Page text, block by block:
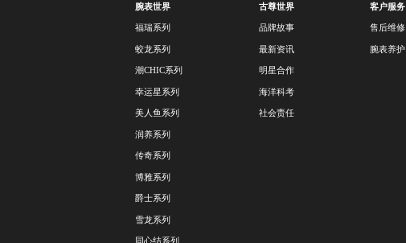
腕表世界
福瑞系列
蛟龙系列
潮CHIC系列
幸运星系列
美人鱼系列
润养系列
传奇系列
博雅系列
爵士系列
雪龙系列
同心结系列
古尊世界
品牌故事
最新资讯
明星合作
海洋科考
社会责任
客户服务
售后维修
腕表养护